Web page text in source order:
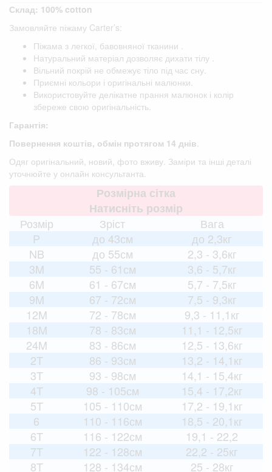
Склад: 100% cotton
Замовляйте піжаму Carter’s:
Піжама з легкої, бавовняної тканини .
Натуральний матеріал дозволяє дихати тілу .
Вільний покрій не обмежує тіло під час сну.
Приємні кольори і оригінальні малюнки.
Використовуйте делікатне прання малюнок і колір
збереже свою оригінальність.
Гарантія:
Повернення коштів, обмін протягом 14 днів
Одяг оригінальний, новий, фото вживу. Заміри та інші деталі
уточнюйте у онлайн консультанта.
Розмірна сітка
Натисніть розмір
Розмір
Зріст
Вага
P
до 43см
до 2,3кг
NB
до 55см
2,3 - 3,6кг
3M
55 - 61см
3,6 - 5,7кг
6M
61 - 67см
5,7 - 7,5кг
9M
67 - 72см
7,5 - 9,3кг
12M
72 - 78см
9,3 - 11,1кг
18M
78 - 83см
11,1 - 12,5кг
24M
83 - 86см
12,5 - 13,6кг
2T
86 - 93см
13,2 - 14,1кг
3T
93 - 98см
14,1 - 15,4кг
4T
98 - 105см
15,4 - 17,2кг
5T
105 - 110см
17,2 - 19,1кг
6
110 - 116см
18,5 - 20,1кг
6T
116 - 122см
19,1 - 22,2
7T
122 - 128см
22,2 - 25кг
8T
128 - 134см 25 - 28кг